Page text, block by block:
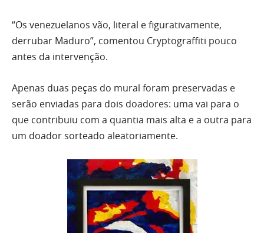
“Os venezuelanos vão, literal e figurativamente,
derrubar Maduro”, comentou Cryptograffiti pouco
antes da intervenção.
Apenas duas peças do mural foram preservadas e
serão enviadas para dois doadores: uma vai para o
que contribuiu com a quantia mais alta e a outra para
um doador sorteado aleatoriamente.